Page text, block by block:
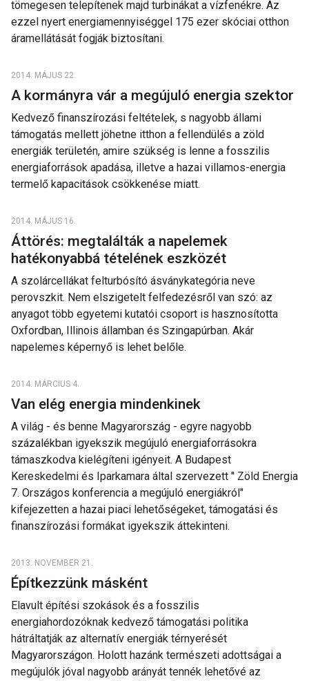
tömegesen telepítenek majd turbinákat a vízfenékre. Az
ezzel nyert energiamennyiséggel 175 ezer skóciai otthon
áramellátását fogják biztosítani.
2014. MÁJUS 22.
A kormányra vár a megújuló energia szektor
Kedvező finanszírozási feltételek, s nagyobb állami
támogatás mellett jöhetne itthon a fellendülés a zöld
energiák területén, amire szükség is lenne a fosszilis
energiaforrások apadása, illetve a hazai villamos-energia
termelő kapacitások csökkenése miatt.
2014. MÁJUS 16.
Áttörés: megtalálták a napelemek
hatékonyabbá tételének eszközét
A szolárcellákat felturbósító ásványkategória neve
perovszkit. Nem elszigetelt felfedezésről van szó: az
anyagot több egyetemi kutatói csoport is hasznosította
Oxfordban, Illinois államban és Szingapúrban. Akár
napelemes képernyő is lehet belőle.
2014. MÁRCIUS 4.
Van elég energia mindenkinek
A világ - és benne Magyarország - egyre nagyobb
százalékban igyekszik megújuló energiaforrásokra
támaszkodva kielégíteni igényeit. A Budapest
Kereskedelmi és Iparkamara által szervezett " Zöld Energia
7. Országos konferencia a megújuló energiákról"
kifejezetten a hazai piaci lehetőségeket, támogatási és
finanszírozási formákat igyekszik áttekinteni.
2013. NOVEMBER 21.
Építkezzünk másként
Elavult építési szokások és a fosszilis
energiahordozóknak kedvező támogatási politika
hátráltatják az alternatív energiák térnyerését
Magyarországon. Holott hazánk természeti adottságai a
megújulók jóval nagyobb arányát tennék lehetővé az